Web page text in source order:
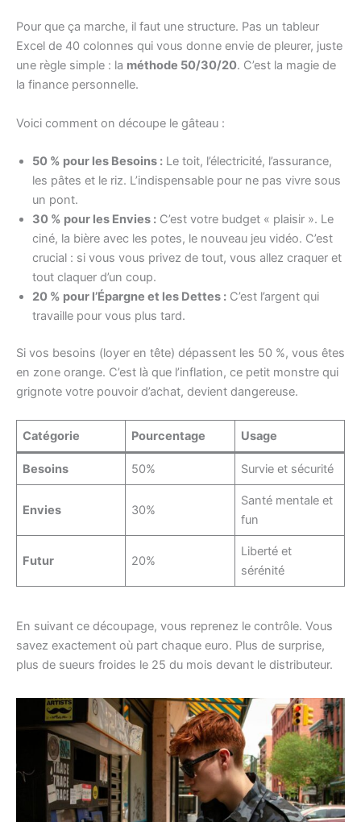
Pour que ça marche, il faut une structure. Pas un tableur
Excel de 40 colonnes qui vous donne envie de pleurer, juste
une règle simple : la méthode 50/30/20. C’est la magie de
la finance personnelle.
Voici comment on découpe le gâteau :
50 % pour les Besoins : Le toit, l’électricité, l’assurance,
les pâtes et le riz. L’indispensable pour ne pas vivre sous
un pont.
30 % pour les Envies : C’est votre budget « plaisir ». Le
ciné, la bière avec les potes, le nouveau jeu vidéo. C’est
crucial : si vous vous privez de tout, vous allez craquer et
tout claquer d’un coup.
20 % pour l’Épargne et les Dettes : C’est l’argent qui
travaille pour vous plus tard.
Si vos besoins (loyer en tête) dépassent les 50 %, vous êtes
en zone orange. C’est là que l’inflation, ce petit monstre qui
grignote votre pouvoir d’achat, devient dangereuse.
Catégorie Pourcentage Usage
Besoins 50% Survie et sécurité
Envies 30%
Santé mentale et
fun
Futur 20%
Liberté et
sérénité
En suivant ce découpage, vous reprenez le contrôle. Vous
savez exactement où part chaque euro. Plus de surprise,
plus de sueurs froides le 25 du mois devant le distributeur.